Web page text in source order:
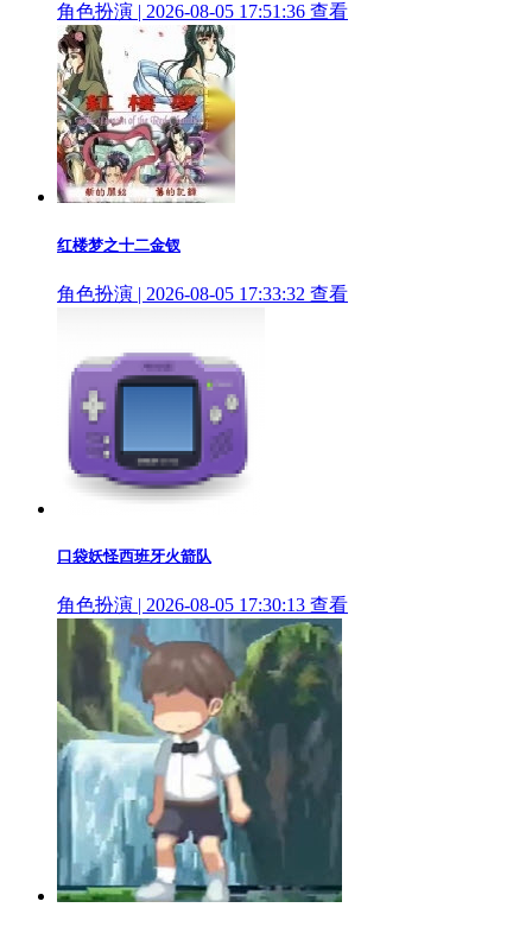
角色扮演 | 2026-08-05 17:51:36 查看
红楼梦之十二金钗
角色扮演 | 2026-08-05 17:33:32 查看
口袋妖怪西班牙火箭队
角色扮演 | 2026-08-05 17:30:13 查看